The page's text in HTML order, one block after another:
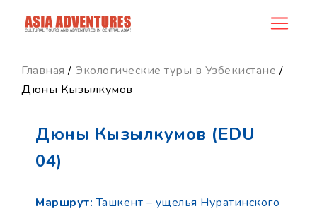
product_id89
Главная / Экологические туры в Узбекистане /
Дюны Кызылкумов
Дюны Кызылкумов (EDU
04)
Маршрут: Ташкент – ущелья Нуратинского